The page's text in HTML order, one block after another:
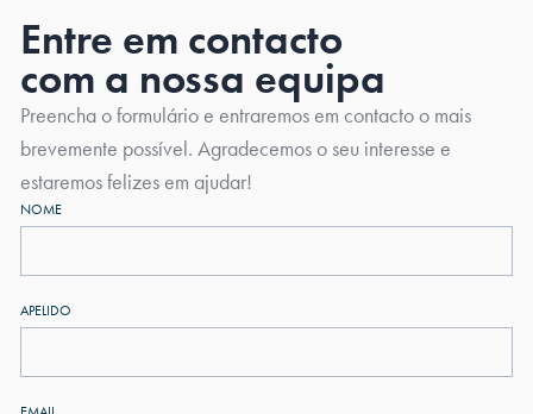
Entre em contacto
com a nossa equipa
Preencha o formulário e entraremos em contacto o mais
brevemente possível. Agradecemos o seu interesse e
estaremos felizes em ajudar!
NOME
APELIDO